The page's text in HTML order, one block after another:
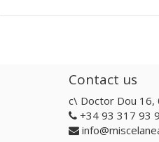
Contact us
c\ Doctor Dou 16,
+34 93 317 93